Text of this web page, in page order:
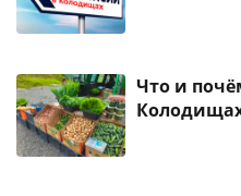
Что и
Колодищах